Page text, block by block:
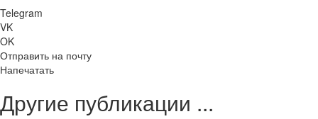
Telegram
VK
OK
Отправить на почту
Напечатать
Другие публикации ...